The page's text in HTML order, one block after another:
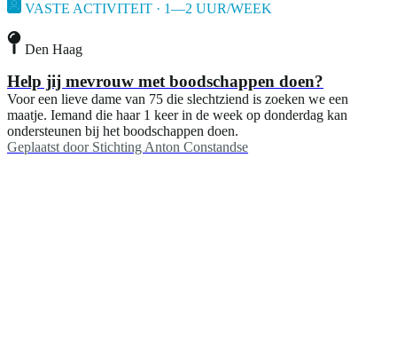
VASTE ACTIVITEIT · 1—2 UUR/WEEK
Den Haag
Help jij mevrouw met boodschappen doen?
Voor een lieve dame van 75 die slechtziend is zoeken we een
maatje. Iemand die haar 1 keer in de week op donderdag kan
ondersteunen bij het boodschappen doen.
Geplaatst door Stichting Anton Constandse